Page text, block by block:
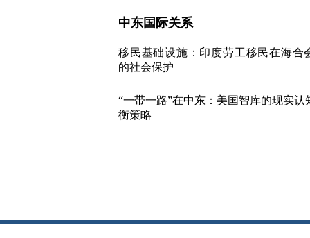
中东国际关系
移民基础设施：印度劳工移民在海合
的社会保护
“一带一路”在中东：美国智库的现实认
衡策略